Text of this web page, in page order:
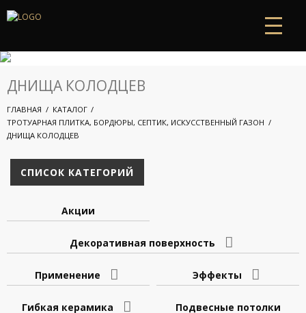
ДНИЩА КОЛОДЦЕВ
ГЛАВНАЯ
КАТАЛОГ
ТРОТУАРНАЯ ПЛИТКА, БОРДЮРЫ, СЕПТИК, ИСКУССТВЕННЫЙ ГАЗОН
ДНИЩА КОЛОДЦЕВ
СПИСОК КАТЕГОРИЙ
Акции
Декоративная поверхность
Применение Эффекты
Гибкая керамика Подвесные потолки